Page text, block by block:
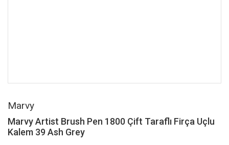
Marvy
Marvy Artist Brush Pen 1800 Çift Taraflı Firça Uçlu
Kalem 39 Ash Grey